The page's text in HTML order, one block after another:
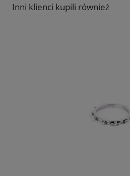
Inni klienci kupili również